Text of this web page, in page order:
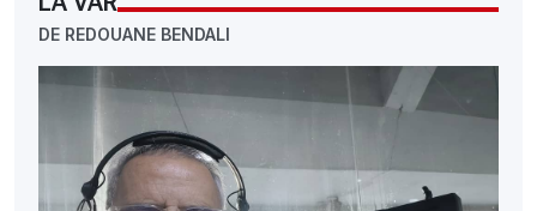
DE REDOUANE BENDALI